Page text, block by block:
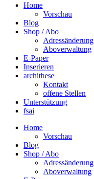
Home
Vorschau
Blog
Shop / Abo
Adressänderung
Aboverwaltung
E-Paper
Inserieren
archithese
Kontakt
offene Stellen
Unterstützung
fsai
Home
Vorschau
Blog
Shop / Abo
Adressänderung
Aboverwaltung